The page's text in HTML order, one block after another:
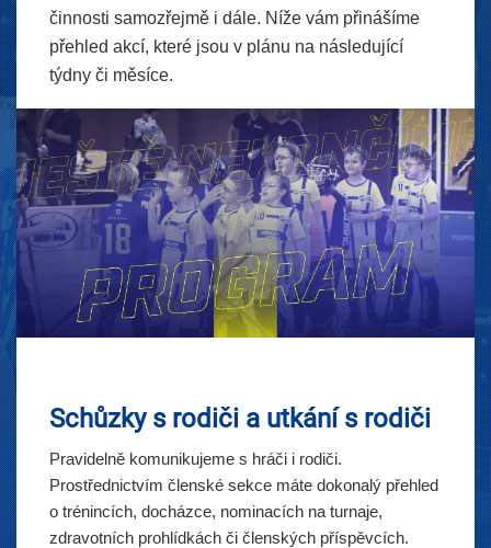
činnosti samozřejmě i dále. Níže vám přinášíme
přehled akcí, které jsou v plánu na následující
týdny či měsíce.
Schůzky s rodiči a utkání s rodiči
Pravidelně komunikujeme s hráči i rodiči.
Prostřednictvím členské sekce máte dokonalý přehled
o trénincích, docházce, nominacích na turnaje,
zdravotních prohlídkách či členských příspěvcích.